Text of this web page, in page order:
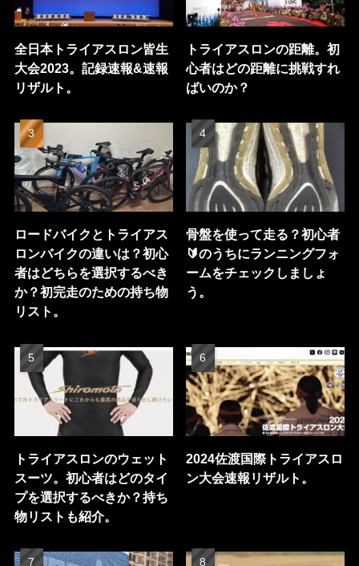
全日本トライアスロン皆生
大会2023。記録速報&速報
リザルト。
トライアスロンの距離。初
心者はどの距離に挑戦すれ
ばいのか？
ロードバイクとトライアス
ロンバイクの違いは？初心
者はどちらを選択するべき
か？初完走のための持ち物
リスト。
骨盤を使って走る？初心者
🔰のうちにランニングフォ
ームをチェックしましょ
う。
トライアスロンのウェット
スーツ。初心者はどのタイ
プを選択するべきか？持ち
物リストも紹介。
2024佐渡国際トライアスロ
ン大会速報リザルト。